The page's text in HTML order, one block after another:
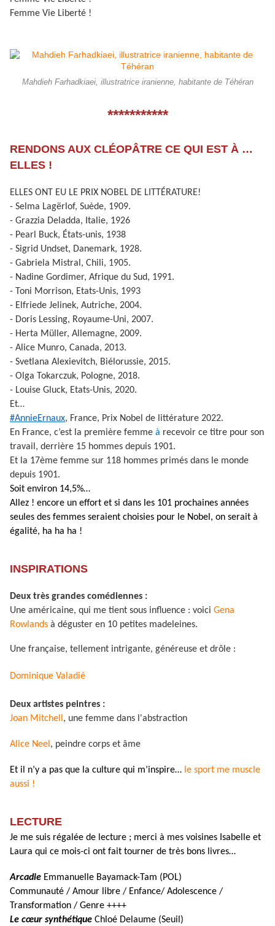
Femme Vie Liberté !
Mahdieh Farhadkiaei, illustratrice iranienne, habitante de Téhéran
***********
RENDONS AUX CLÉOPÂTRE CE QUI EST À …
ELLES !
ELLES ONT EU LE PRIX NOBEL DE LITTÉRATURE!
- Selma Lagërlof, Suède, 1909.
- Grazzia Deladda, Italie, 1926
- Pearl Buck, États-unis, 1938
- Sigrid Undset, Danemark, 1928.
- Gabriela Mistral, Chili, 1905.
- Nadine Gordimer, Afrique du Sud, 1991.
- Toni Morrison, Etats-Unis, 1993
- Elfriede Jelinek, Autriche, 2004.
- Doris Lessing, Royaume-Uni, 2007.
- Herta Müller, Allemagne, 2009.
- Alice Munro, Canada, 2013.
- Svetlana Alexievitch, Biélorussie, 2015.
- Olga Tokarczuk, Pologne, 2018.
- Louise Gluck, Etats-Unis, 2020.
Et…
#AnnieErnaux, France, Prix Nobel de littérature 2022.
En France, c’est la première femme à recevoir ce titre pour son
travail, derrière 15 hommes depuis 1901.
Et la 17ème femme sur 118 hommes primés dans le monde
depuis 1901.
Soit environ 14,5%…
Allez ! encore un effort et si dans les 101 prochaines années
seules des femmes seraient choisies pour le Nobel, on serait à
égalité, ha ha ha !
INSPIRATIONS
Deux très grandes comédiennes :
Une américaine, qui me tient sous influence : voici Gena
Rowlands à déguster en 10 petites madeleines.
Une française, tellement intrigante, généreuse et drôle :
Dominique Valadié
Deux artistes peintres :
Joan Mitchell , une femme dans l'abstraction
Alice Neel , peindre corps et âme
Et il n’y a pas que la culture qui m’inspire… le sport me muscle
aussi !
LECTURE
Je me suis régalée de lecture ; merci à mes voisines Isabelle et
Laura qui ce mois-ci ont fait tourner de très bons livres…
Arcadie Emmanuelle Bayamack-Tam (POL)
Communauté / Amour libre / Enfance/ Adolescence /
Transformation / Genre ++++
Le cœur synthétique Chloé Delaume (Seuil)